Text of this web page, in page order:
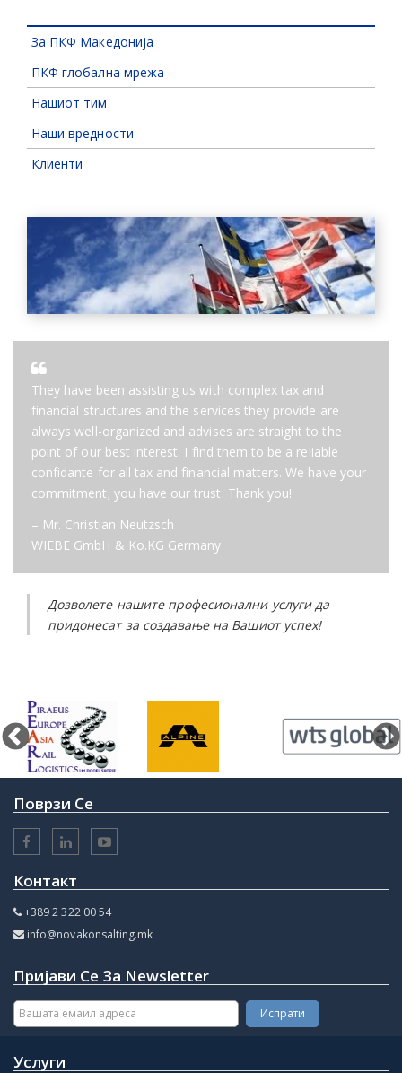
За ПКФ Македонија
ПКФ глобална мрежа
Нашиот тим
Наши вредности
Клиенти
They have been assisting us with complex tax and
financial structures and the services they provide are
always well-organized and advises are straight to the
point of our best interest. I find them to be a reliable
confidante for all tax and financial matters. We have your
commitment; you have our trust. Thank you!
– Mr. Christian Neutzsch
WIEBE GmbH & Ko.KG Germany
Дозволете нашите професионални услуги да
придонесат за создавање на Вашиот успех!
Поврзи Се
Контакт
+389 2 322 00 54
info@novakonsalting.mk
Пријави Се За Newsletter
Услуги